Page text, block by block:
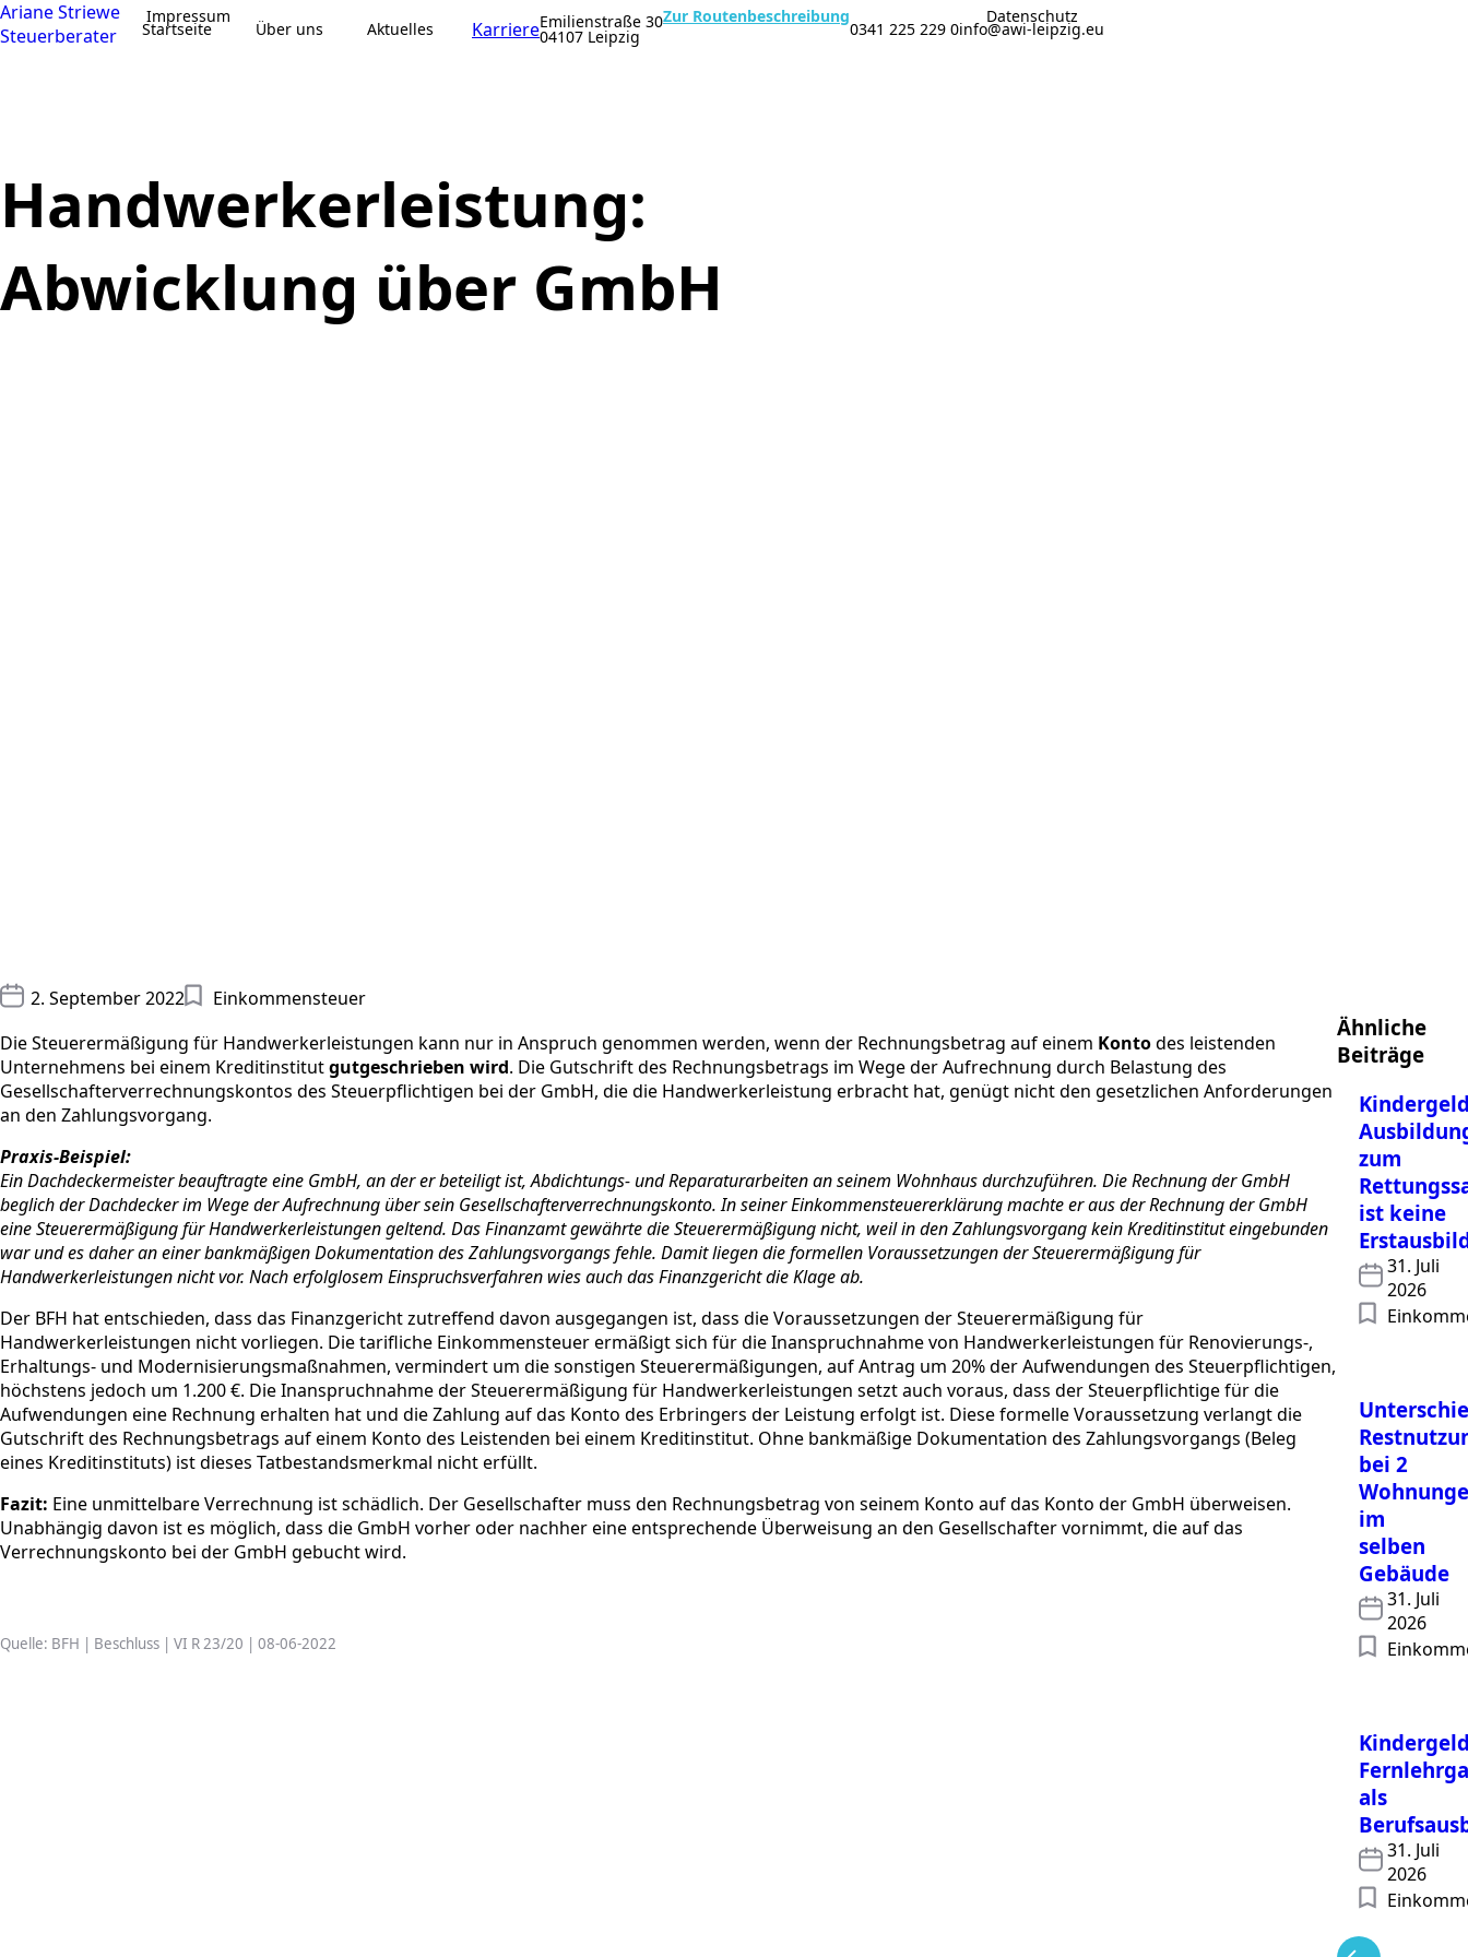
Ariane Striewe
Steuerberater
Startseite Über uns Aktuelles KarriereEmilienstraße 30
04107 Leipzig
Zur Routenbeschreibung
0341 225 229 0info@awi-leipzig.eu
Impressum Datenschutz
Handwerkerleistung:
Abwicklung über GmbH
2. September 2022
Einkommensteuer
Die Steuerermäßigung für Handwerkerleistungen kann nur in Anspruch genommen werden, wenn der Rechnungsbetrag auf einem Kontodes leistenden
Unternehmens bei einem Kreditinstitutgutgeschrieben wird. Die Gutschrift des Rechnungsbetrags im Wege der Aufrechnung durch Belastung des
Gesellschafterverrechnungskontos des Steuerpflichtigen bei der GmbH, die die Handwerkerleistung erbracht hat, genügt nicht den gesetzlichen Anforderungen
an den Zahlungsvorgang.
Praxis-Beispiel:
Ein Dachdeckermeister beauftragte eine GmbH, an der er beteiligt ist, Abdichtungs- und Reparaturarbeiten an seinem Wohnhaus durchzuführen. Die Rechnung der GmbH
beglich der Dachdecker im Wege der Aufrechnung über sein Gesellschafterverrechnungskonto. In seiner Einkommensteuererklärung machte er aus der Rechnung der GmbH
eine Steuerermäßigung für Handwerkerleistungen geltend. Das Finanzamt gewährte die Steuerermäßigung nicht, weil in den Zahlungsvorgang kein Kreditinstitut eingebunden
war und es daher an einer bankmäßigen Dokumentation des Zahlungsvorgangs fehle. Damit liegen die formellen Voraussetzungen der Steuerermäßigung für
Handwerkerleistungen nicht vor. Nach erfolglosem Einspruchsverfahren wies auch das Finanzgericht die Klage ab.
Der BFH hat entschieden, dass das Finanzgericht zutreffend davon ausgegangen ist, dass die Voraussetzungen der Steuerermäßigung für
Handwerkerleistungen nicht vorliegen. Die tarifliche Einkommensteuer ermäßigt sich für die Inanspruchnahme von Handwerkerleistungen für Renovierungs-,
Erhaltungs- und Modernisierungsmaßnahmen, vermindert um die sonstigen Steuerermäßigungen, auf Antrag um 20% der Aufwendungen des Steuerpflichtigen,
höchstens jedoch um 1.200 €. Die Inanspruchnahme der Steuerermäßigung für Handwerkerleistungen setzt auch voraus, dass der Steuerpflichtige für die
Aufwendungen eine Rechnung erhalten hat und die Zahlung auf das Konto des Erbringers der Leistung erfolgt ist. Diese formelle Voraussetzung verlangt die
Gutschrift des Rechnungsbetrags auf einem Konto des Leistenden bei einem Kreditinstitut. Ohne bankmäßige Dokumentation des Zahlungsvorgangs (Beleg
eines Kreditinstituts) ist dieses Tatbestandsmerkmal nicht erfüllt.
Fazit: Eine unmittelbare Verrechnung ist schädlich. Der Gesellschafter muss den Rechnungsbetrag von seinem Konto auf das Konto der GmbH überweisen.
Unabhängig davon ist es möglich, dass die GmbH vorher oder nachher eine entsprechende Überweisung an den Gesellschafter vornimmt, die auf das
Verrechnungskonto bei der GmbH gebucht wird.
Quelle: BFH | Beschluss | VI R 23/20 | 08-06-2022
Ähnliche
Beiträge
zum
ist keine
31. Juli
2026
bei 2
im
selben
Gebäude
31. Juli
2026
als
31. Juli
2026